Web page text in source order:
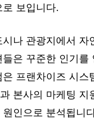
보입니다.
나 관광지에서 자
은 꾸준한 인기를
프랜차이즈 시스
본사의 마케팅 지
인으로 분석됩니